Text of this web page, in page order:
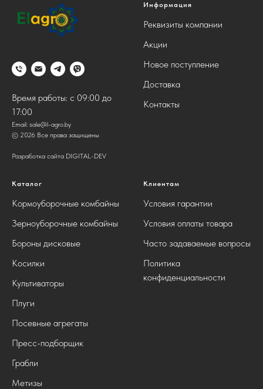
Время работы: с 09:00 до
17:00
Email: sale@l-agro.by
© 2026 Все права защищены
Разработка сайта DIGITAL-DEV
Информация
Реквизиты компании
Акции
Новое поступление
Доставка
Контакты
Каталог
Кормоуборочные комбайны
Зерноуборочные комбайны
Бороны дисковые
Косилки
Культиваторы
Плуги
Посевные агрегаты
Пресс-подборщик
Грабли
Метизы
Клиентам
Условия гарантии
Условия оплаты товара
Часто задаваемые вопросы
Политика
конфиденциальности